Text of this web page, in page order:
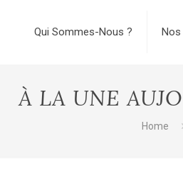
Qui Sommes-Nous ?
À LA UNE
Home